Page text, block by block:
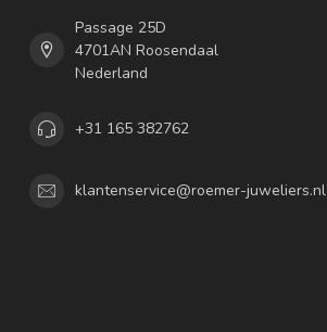
Passage 25D
4701AN Roosendaal
Nederland
+31 165 382762
klantenservice@roemer-juweliers.nl